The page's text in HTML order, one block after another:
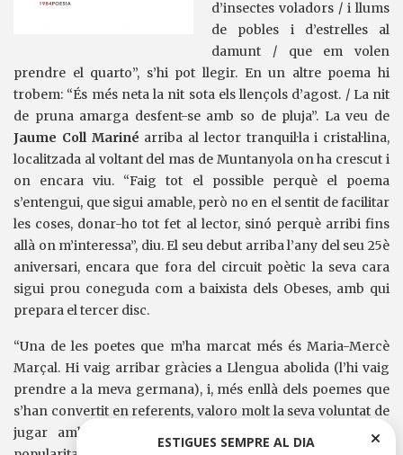
d’insectes voladors / i llums
de pobles i d’estrelles al
damunt / que em volen
prendre el quarto”, s’hi pot llegir. En un altre poema hi
trobem: “És més neta la nit sota els llençols d’agost. / La nit
de pruna amarga desfent-se amb so de pluja”. La veu de
Jaume Coll Mariné arriba al lector tranquil·la i cristal·lina,
localitzada al voltant del mas de Muntanyola on ha crescut i
on encara viu. “Faig tot el possible perquè el poema
s’entengui, que sigui amable, però no en el sentit de facilitar
les coses, donar-ho tot fet al lector, sinó perquè arribi fins
allà on m’interessa”, diu. El seu debut arriba l’any del seu 25è
aniversari, encara que fora del circuit poètic la seva cara
sigui prou coneguda com a baixista dels Obeses, amb qui
prepara el tercer disc.
“Una de les poetes que m’ha marcat més és Maria-Mercè
Marçal. Hi vaig arribar gràcies a Llengua abolida (l’hi vaig
prendre a la meva germana), i, més enllà dels poemes que
s’han convertit en referents, valoro molt la seva voluntat de
jugar amb la llengua, de donar als versos una falsa
ESTIGUES SEMPRE AL DIA